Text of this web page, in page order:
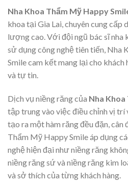
Nha Khoa Thẩm Mỹ Happy
khoa tại Gia Lai, chuyên cung cấp
lượng cao. Với đội ngũ bác sĩ nha
sử dụng công nghệ tiên tiến, Nha
Smile cam kết mang lại cho
và tự tin.
Dịch vụ niềng răng của Nha
tập trung vào việc điều chỉnh vị trí
tạo ra một hàm răng đều đặn, cân
Thẩm Mỹ Happy Smile áp dụng
nghệ hiện đại như niềng răng
niềng răng sứ và niềng răng kim
và sở thích của từng khách hàng.